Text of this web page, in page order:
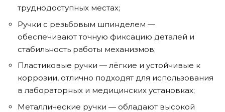
труднодоступных местах;
Ручки с резьбовым шпинделем —
обеспечивают точную фиксацию деталей и
стабильность работы механизмов;
Пластиковые ручки — лёгкие и устойчивые к
коррозии, отлично подходят для использования
в лабораторных и медицинских установках;
Металлические ручки — обладают высокой